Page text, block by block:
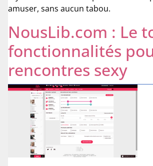
amuser, sans aucun tabou.
NousLib.com : Le
fonctionnalités
rencontres sexy